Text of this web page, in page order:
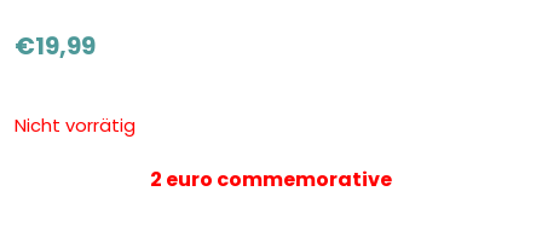
€19,99
Nicht vorrätig
2 euro commemorative